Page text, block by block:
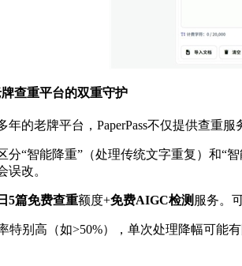
查重平台的双重守护
的老牌平台，PaperPass不仅提供查重服
分“智能降重”（处理传统文字重复）和“
误改。
5篇免费查重额度+免费AIGC检测 服务。
特别高（如>50%），单次处理降幅可能